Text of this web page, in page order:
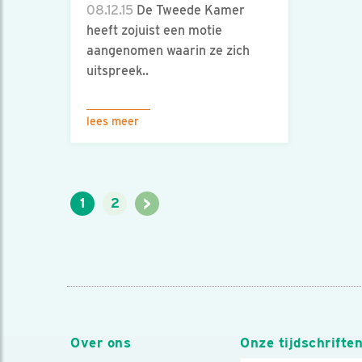
08.12.15 De Tweede Kamer
heeft zojuist een motie
aangenomen waarin ze zich
uitspreek..
lees meer
1 2 >
Over ons Onze